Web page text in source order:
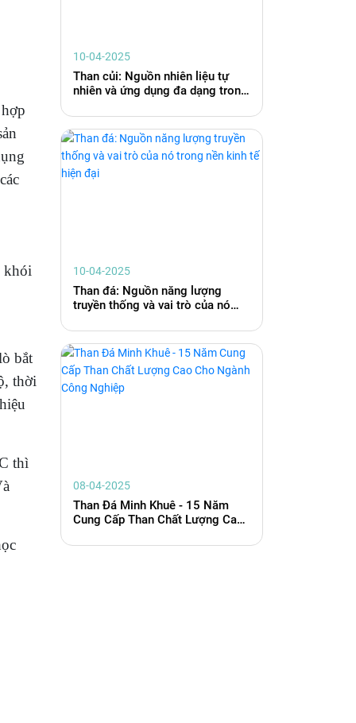
khói
bắt
thời
thì
10-04-2025
Than củi: Nguồn nhiên liệu tự
nhiên và ứng dụng đa dạng trong
10-04-2025
Than đá: Nguồn năng lượng
truyền thống và vai trò của nó
08-04-2025
Than Đá Minh Khuê - 15 Năm
Cung Cấp Than Chất Lượng Cao